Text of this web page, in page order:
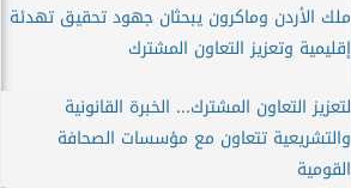
ملك الأردن وماكرون يبحثان جهود تحقيق تهدئة
إقليمية وتعزيز التعاون المشترك
لتعزيز التعاون المشترك... الخبرة القانونية
والتشريعية تتعاون مع مؤسسات الصحافة
القومية